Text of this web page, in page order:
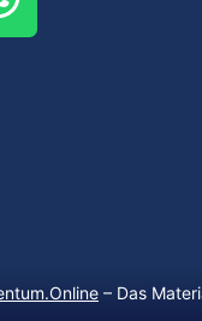
– Das